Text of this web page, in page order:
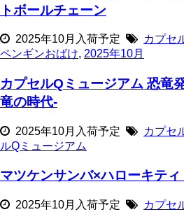
トボールチェーン
2025年10月入荷予定 カプセ
ペンギンおばけ, 2025年10月
カプセルQミュージアム 恐竜
竜の時代-
2025年10月入荷予定 カプセ
ルQミュージアム
マツケンサンバ×ハローキテ
2025年10月入荷予定 カプセ